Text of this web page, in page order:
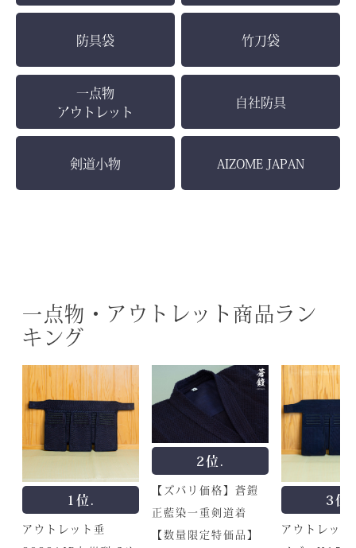
防具袋 竹刀袋
一点物
アウトレット
自社防具
剣道小物 AIZOME JAPAN
一点物・アウトレット商品ラン
キング
1位.
アウトレット垂
2位.
【ズバリ価格】蒼鎧
正藍染一重剣道着
【数量限定特価品】
3位.
アウトレッ